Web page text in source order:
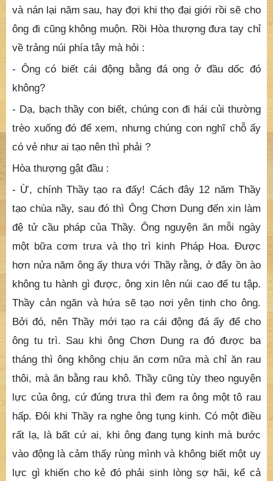
chịu đói lạnh vài ba tháng, những cơn sốt rét ở rừng
sâu và biết bao cảnh trạng kỳ quái cứ đêm đêm lại
hiện về như trêu cợt, như dọa nạt thì thối chí ngay.
Nếu chí thoát trần mạnh mẽ có thể vượt qua được, thì
bấy giờ cái động ở nội tâm lại hiện ra. Tổ xưa đã dạy:
"Cực tịnh sanh động ".Ông nên tham cứu nghĩa lý ấy
và nán lại năm sau, hay đợi khi thọ đại giới rồi sẽ cho
ông đi cũng không muộn. Rồi Hòa thượng đưa tay chỉ
về trảng núi phía tây mà hỏi :
- Ông có biết cái động bằng đá ong ở đầu dốc đó
không?
- Dạ, bạch thầy con biết, chúng con đi hái củi thường
trèo xuống đó để xem, nhưng chúng con nghĩ chỗ ấy
có vẻ như ai tạo nên thì phải ?
Hòa thượng gật đầu :
- Ừ, chính Thầy tạo ra đấy! Cách đây 12 năm Thầy
tạo chùa nầy, sau đó thì Ông Chơn Dung đến xin làm
đệ tử cầu pháp của Thầy. Ông nguyện ăn mỗi ngày
một bữa cơm trưa và thọ trì kinh Pháp Hoa. Được
hơn nửa năm ông ấy thưa với Thầy rằng, ở đây ồn ào
không tu hành gì được, ông xin lên núi cao để tu tập.
Thầy cản ngăn và hứa sẽ tạo nơi yên tịnh cho ông.
Bởi đó, nên Thầy mới tạo ra cái động đá ấy để cho
ông tu trì. Sau khi ông Chơn Dung ra đó được ba
tháng thì ông không chịu ăn cơm nữa mà chỉ ăn rau